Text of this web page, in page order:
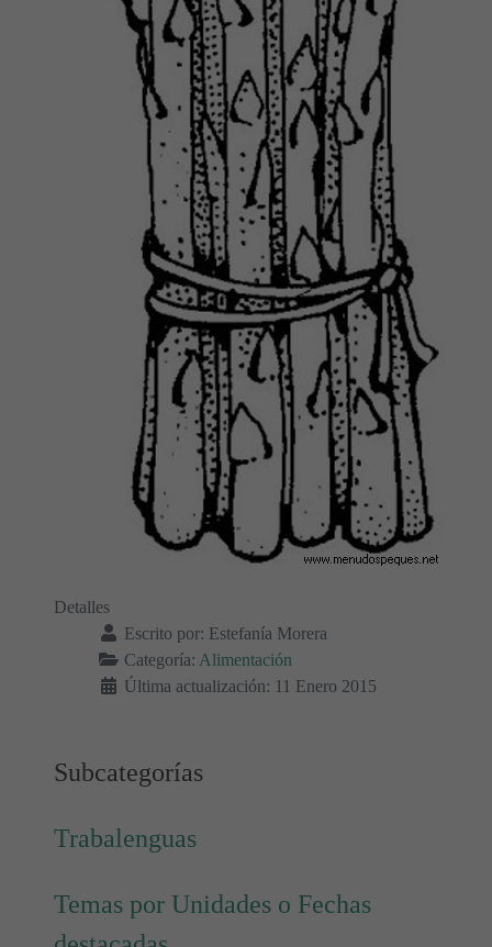
Detalles
Escrito por: Estefanía Morera
Categoría: Alimentación
Última actualización: 11 Enero 2015
Subcategorías
Trabalenguas
Temas por Unidades o Fechas